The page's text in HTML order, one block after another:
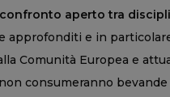
aperto tra
approfonditi e in
Comunità Europea e
consumeranno